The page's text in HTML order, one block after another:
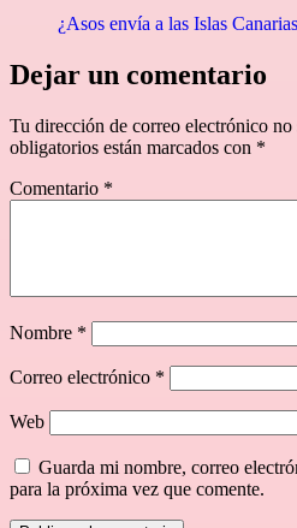
¿Asos envía a las Islas
Dejar un comentario
Tu dirección de correo electrónico no
obligatorios están marcados con *
Comentario *
Nombre *
Correo electrónico *
Web
Guarda mi nombre, correo
para la próxima vez que comente.